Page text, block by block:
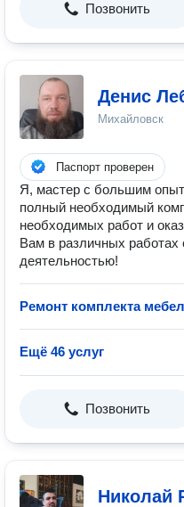
Позвонить
Денис
Михайловск
Паспорт проверен
Я, мастер с большим
полный необходимый
необходимых работ и
Вам в различных работах
деятельностью!
Ремонт комплекта
Ещё 46 услуг
Позвонить
Николай